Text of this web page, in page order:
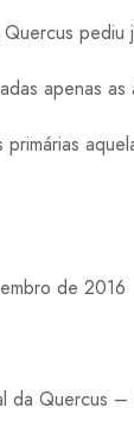
apenas
de 2016
da Quercus